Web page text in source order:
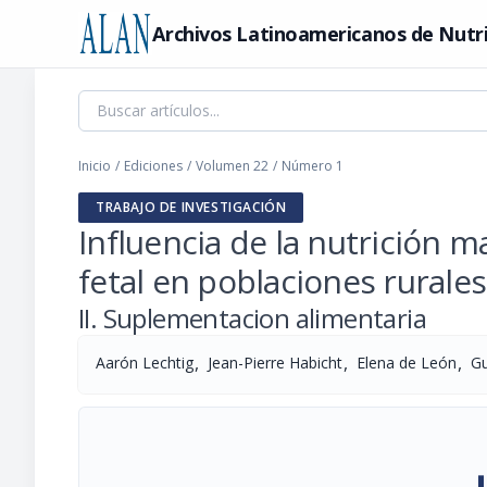
Archivos Latinoamericanos de
Inicio / Ediciones / Volumen 22 / Número 1
TRABAJO DE INVESTIGACIÓN
Influencia de la nutrición
fetal en poblaciones
II. Suplementacion alimentaria
Aarón Lechtig, Jean-Pierre Habicht, Elena de León,